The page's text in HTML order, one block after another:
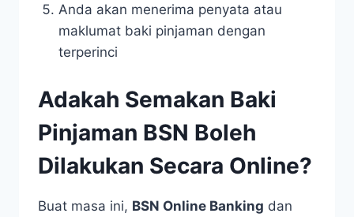
Anda akan menerima penyata atau
maklumat baki pinjaman dengan
terperinci
Adakah Semakan Baki
Pinjaman BSN Boleh
Dilakukan Secara Online?
Buat masa ini, BSN Online Banking dan